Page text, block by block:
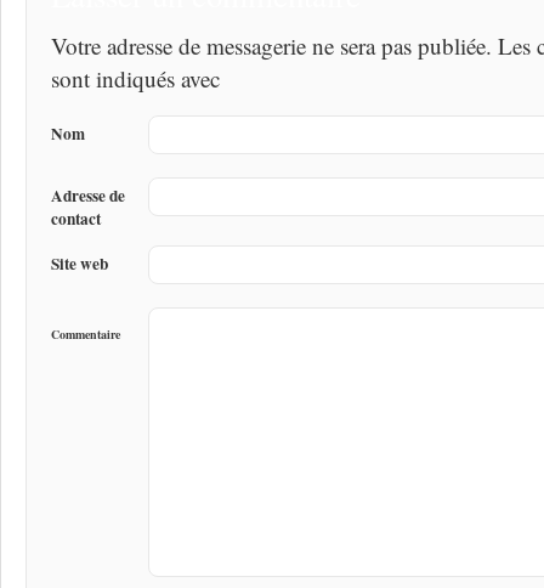
Votre adresse de messagerie ne sera pas publiée.
sont indiqués avec
Nom
Adresse de
contact
Site web
Commentaire